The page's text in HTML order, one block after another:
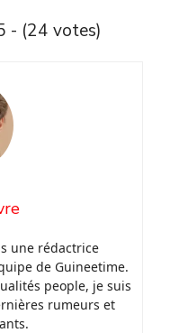
- (24 votes)
une rédactrice
de Guineetime.
people, je suis
rumeurs et